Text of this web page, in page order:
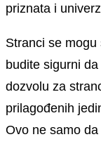
priznata i
Stranci se
budite sigurni
dozvolu za
prilagođenih
Ovo ne samo